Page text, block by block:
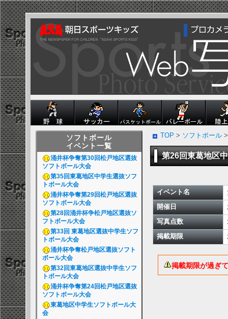
ソフトボール
イベント一覧
涌井杯争奪第30回松戸地区選抜
ソフトボール大会
第35回東葛地区中学生選抜ソフ
トボール大会
涌井杯争奪第29回松戸地区選抜
ソフトボール大会
第28回涌井杯争松戸地区選抜ソ
フトボール大会
第33回 東葛地区選抜中学生ソフ
トボール大会
涌井杯争奪松戸地区選抜ソフト
ボール大会
第32回東葛地区選抜中学生ソフ
トボール大会
涌井杯争奪第24回松戸地区選抜
ソフトボール大会
東葛地区中学生ソフトボール大
会
TOP > ソフトボール>
第26回東葛地区
イベント名
開催日
写真点数
掲載期限
掲載期限が過ぎ